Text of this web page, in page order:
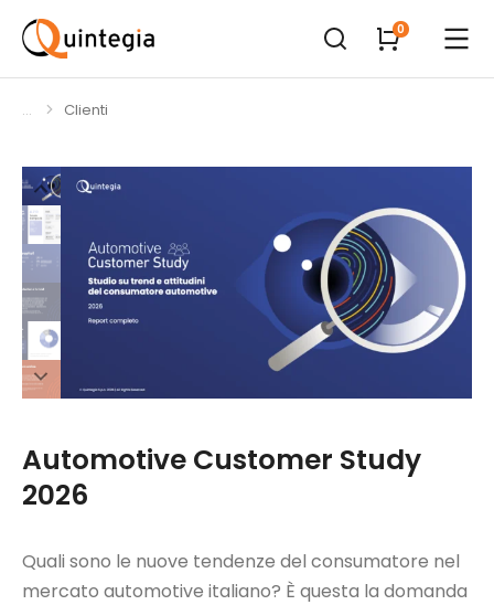
Tu sei qui:
Clienti
Automotive Customer Study
2026
Quali sono le nuove tendenze del consumatore nel
mercato automotive italiano? È questa la domanda